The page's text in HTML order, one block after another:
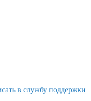
в службу поддержки